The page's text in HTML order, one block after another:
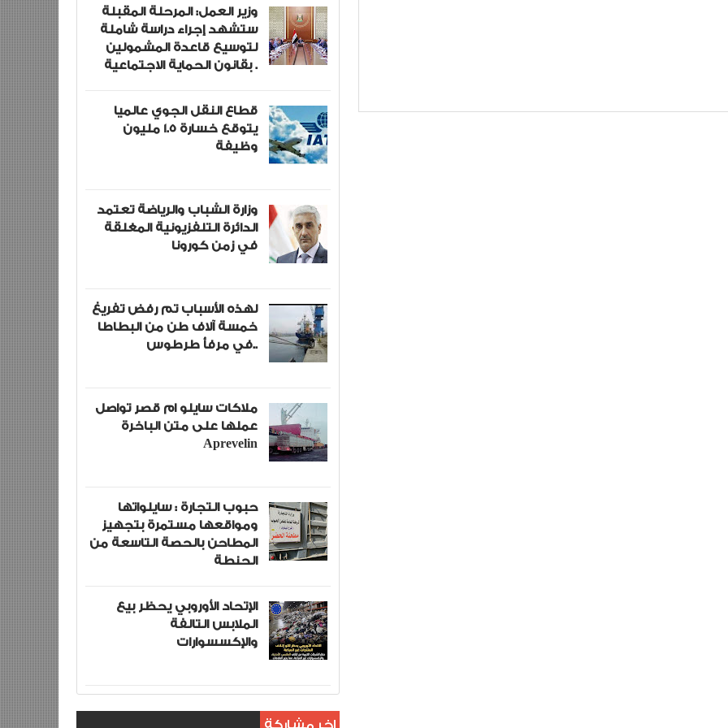
وزير العمل: المرحلة المقبلة
ستشهد إجراء دراسة شاملة
لتوسيع قاعدة المشمولين
بقانون الحماية الاجتماعية .
قطاع النقل الجوي عالميا
يتوقع خسارة 1.5 مليون
وظيفة
وزارة الشباب والرياضة تعتمد
الدائرة التلفزيونية المغلقة
في زمن كورونا
لهذه الأسباب تم رفض تفريغ
خمسة آلاف طن من البطاطا
في مرفأ طرطوس..
ملاكات سايلو ام قصر تواصل
عملها على متن الباخرة
Aprevelin
حبوب التجارة : سايلواتها
ومواقعها مستمرة بتجهيز
المطاحن بالحصة التاسعة من
الحنطة
الإتحاد الأوروبي يحظر بيع
الملابس التالفة
والإكسسوارات